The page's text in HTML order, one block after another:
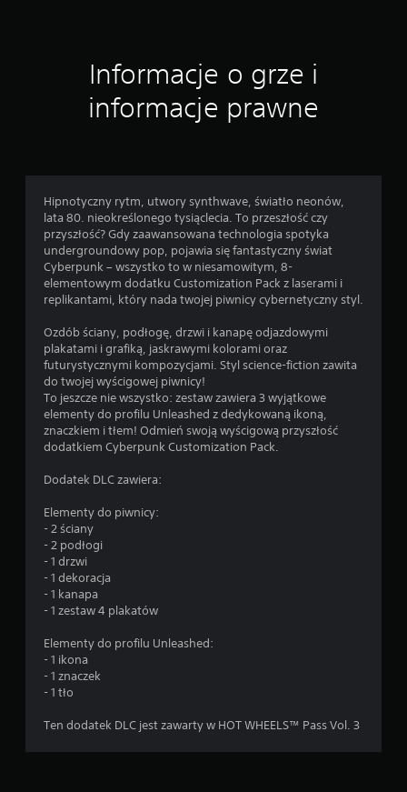
Informacje o grze i
informacje prawne
Hipnotyczny rytm, utwory synthwave, światło neonów,
lata 80. nieokreślonego tysiąclecia. To przeszłość czy
przyszłość? Gdy zaawansowana technologia spotyka
undergroundowy pop, pojawia się fantastyczny świat
Cyberpunk – wszystko to w niesamowitym, 8-
elementowym dodatku Customization Pack z laserami i
replikantami, który nada twojej piwnicy cybernetyczny styl.
Ozdób ściany, podłogę, drzwi i kanapę odjazdowymi
plakatami i grafiką, jaskrawymi kolorami oraz
futurystycznymi kompozycjami. Styl science-fiction zawita
do twojej wyścigowej piwnicy!
To jeszcze nie wszystko: zestaw zawiera 3 wyjątkowe
elementy do profilu Unleashed z dedykowaną ikoną,
znaczkiem i tłem! Odmień swoją wyścigową przyszłość
dodatkiem Cyberpunk Customization Pack.
Dodatek DLC zawiera:
Elementy do piwnicy:
- 2 ściany
- 2 podłogi
- 1 drzwi
- 1 dekoracja
- 1 kanapa
- 1 zestaw 4 plakatów
Elementy do profilu Unleashed:
- 1 ikona
- 1 znaczek
- 1 tło
Ten dodatek DLC jest zawarty w HOT WHEELS™ Pass Vol. 3